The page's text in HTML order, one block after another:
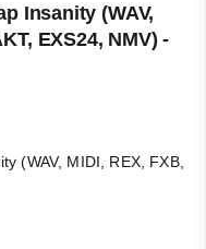
Insanity (WAV,
EXS24, NMV) -
(WAV, MIDI, REX, FXB,